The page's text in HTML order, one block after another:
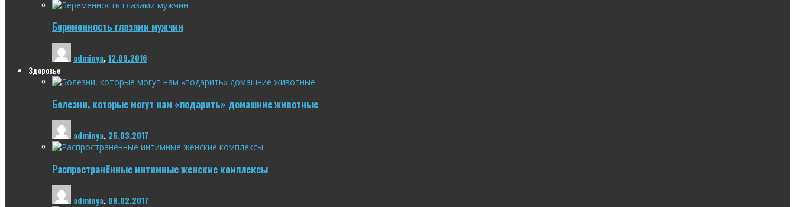
Беременность глазами мужчин
adminya,12.09.2016
Здоровье
Болезни, которые могут нам «подарить» домашние животные
adminya, 26.03.2017
Распространённые интимные женские комплексы
adminya, 08.02.2017